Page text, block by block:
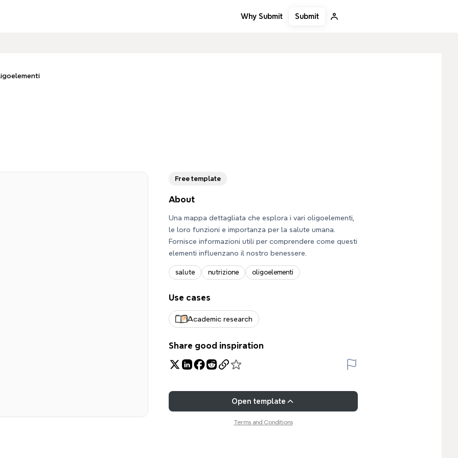
Why Submit Submit
Free template
Open template
Terms and Conditions
About
Una mappa dettagliata che esplora i vari oligoelementi,
le loro funzioni e importanza per la salute umana.
Fornisce informazioni utili per comprendere come questi
elementi influenzano il nostro benessere.
salute nutrizione oligoelementi
Use cases
Academic research
Share good inspiration